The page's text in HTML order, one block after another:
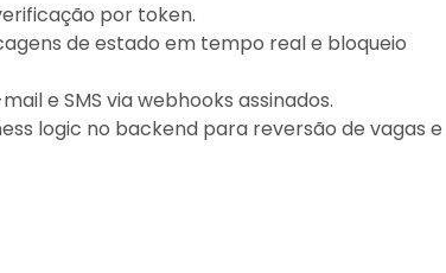
por token.
de estado em tempo real e bloqueio
e SMS via webhooks assinados.
logic no backend para reversão de vagas e